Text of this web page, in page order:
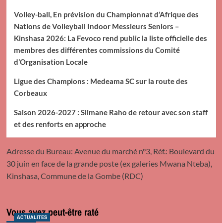
Volley-ball, En prévision du Championnat d’Afrique des
Nations de Volleyball Indoor Messieurs Seniors –
Kinshasa 2026: La Fevoco rend public la liste officielle des
membres des différentes commissions du Comité
d’Organisation Locale
Ligue des Champions : Medeama SC sur la route des
Corbeaux
Saison 2026-2027 : Slimane Raho de retour avec son staff
et des renforts en approche
Adresse du Bureau: Avenue du marché n°3, Réf.: Boulevard du
30 juin en face de la grande poste (ex galeries Mwana Nteba),
Kinshasa, Commune de la Gombe (RDC)
Vous avez peut-être raté
ACTUALITES